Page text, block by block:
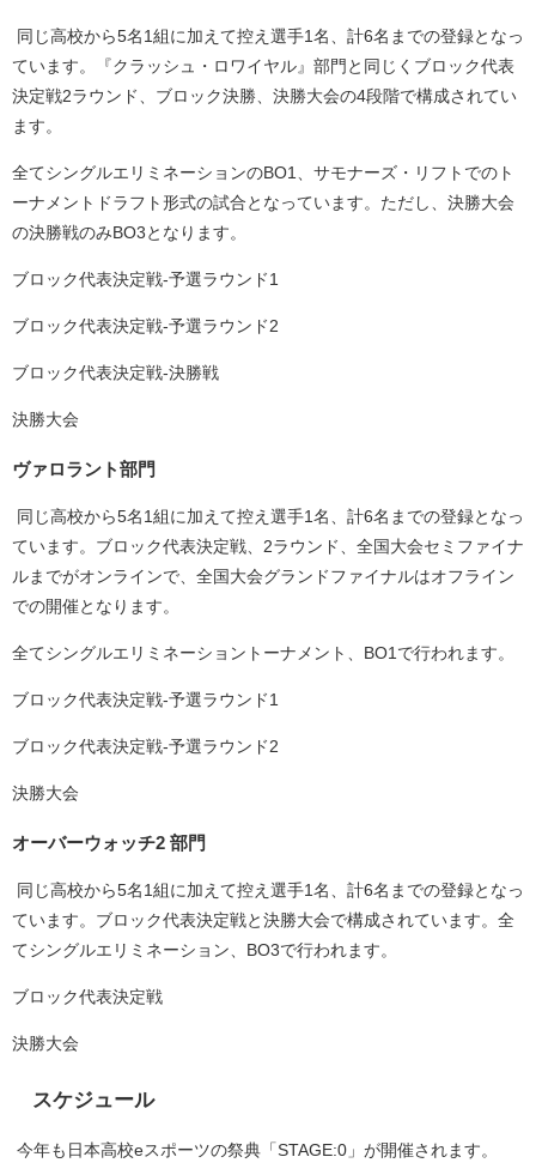
同じ高校から5名1組に加えて控え選手1名、計6名までの登録となっ
ています。『クラッシュ・ロワイヤル』部門と同じくブロック代表
決定戦2ラウンド、ブロック決勝、決勝大会の4段階で構成されてい
ます。
全てシングルエリミネーションのBO1、サモナーズ・リフトでのト
ーナメントドラフト形式の試合となっています。ただし、決勝大会
の決勝戦のみBO3となります。
ブロック代表決定戦-予選ラウンド1
ブロック代表決定戦-予選ラウンド2
ブロック代表決定戦-決勝戦
決勝⼤会
ヴァロラント部門
同じ高校から5名1組に加えて控え選手1名、計6名までの登録となっ
ています。ブロック代表決定戦、2ラウンド、全国大会セミファイナ
ルまでがオンラインで、全国大会グランドファイナルはオフライン
での開催となります。
全てシングルエリミネーショントーナメント、BO1で行われます。
ブロック代表決定戦-予選ラウンド1
ブロック代表決定戦-予選ラウンド2
決勝⼤会
オーバーウォッチ2 部門
同じ高校から5名1組に加えて控え選手1名、計6名までの登録となっ
ています。ブロック代表決定戦と決勝⼤会で構成されています。全
てシングルエリミネーション、BO3で行われます。
ブロック代表決定戦
決勝⼤会
スケジュール
今年も日本高校eスポーツの祭典「STAGE:0」が開催されます。